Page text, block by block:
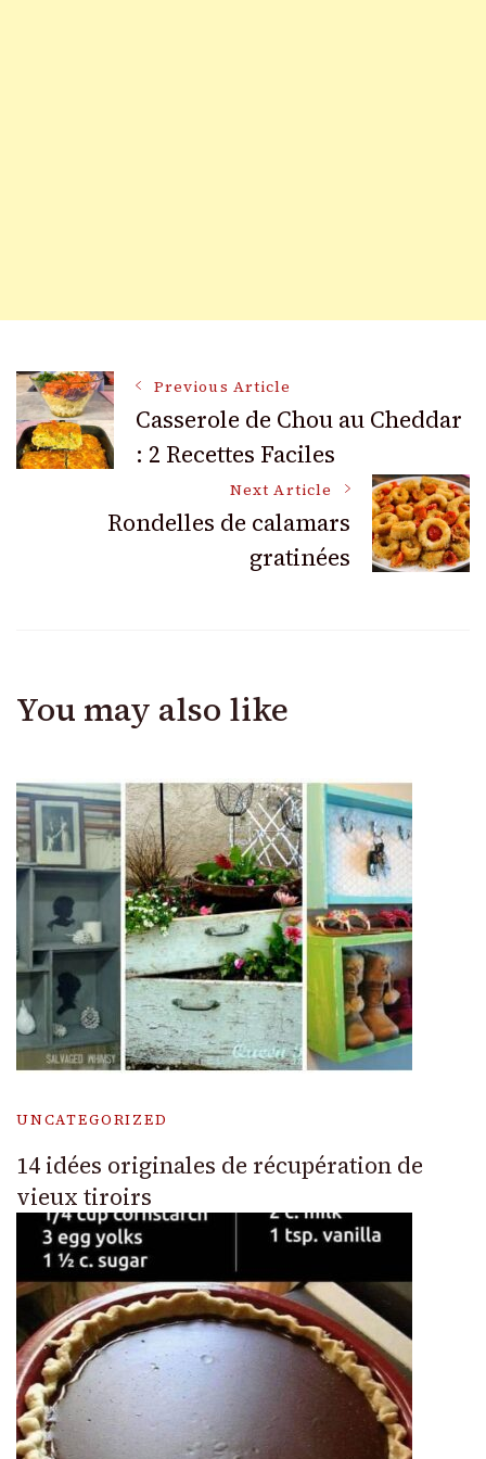
Post
Navigation
Previous Article
Casserole de Chou au Cheddar
: 2 Recettes Faciles
Next Article
Rondelles de calamars
gratinées
You may also like
UNCATEGORIZED
14 idées originales de récupération de
vieux tiroirs